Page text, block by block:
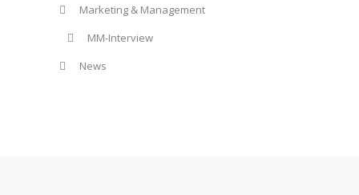
Marketing & Management
MM-Interview
News